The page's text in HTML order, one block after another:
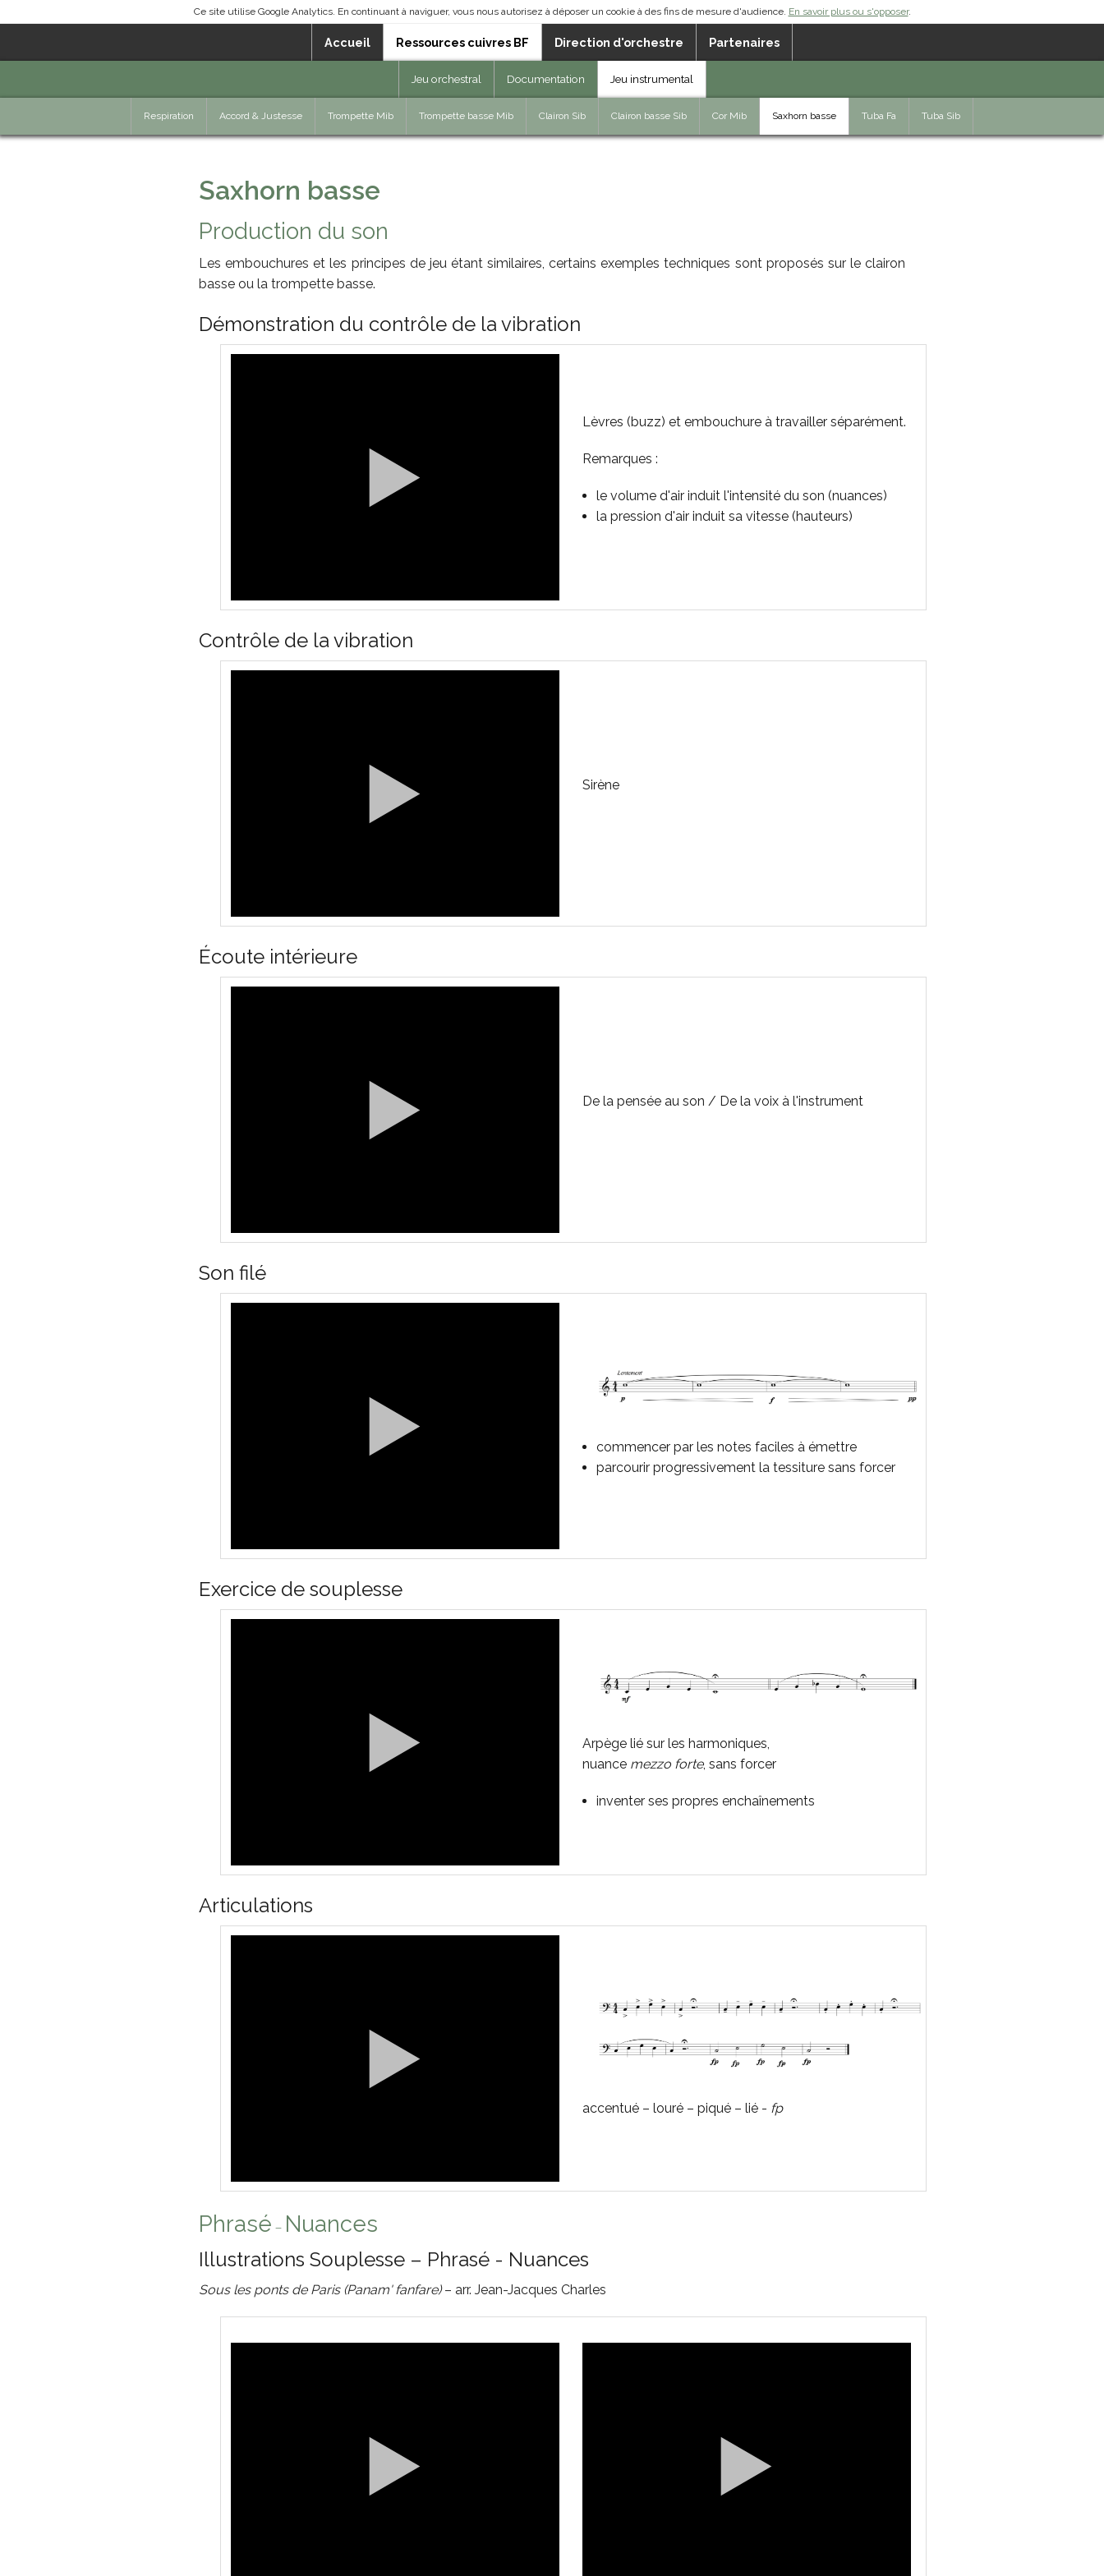
Ce site utilise Google Analytics. En continuant à naviguer, vous nous autorisez à déposer un cookie à des fins de mesure d'audience. En savoir plus ou s'opposer.
Accueil Ressources cuivres BF Direction d'orchestre Partenaires
Jeu orchestral Documentation Jeu instrumental
Respiration Accord & Justesse Trompette Mib Trompette basse Mib Clairon Sib Clairon basse Sib Cor Mib Saxhorn basse Tuba Fa Tuba Sib
Saxhorn basse
Production du son
Les embouchures et les principes de jeu étant similaires, certains exemples techniques sont proposés sur le clairon
basse ou la trompette basse.
Démonstration du contrôle de la vibration
Lèvres (buzz) et embouchure à travailler séparément.
Remarques :
le volume d'air induit l'intensité du son (nuances)
la pression d'air induit sa vitesse (hauteurs)
Contrôle de la vibration
Sirène
Écoute intérieure
De la pensée au son / De la voix à l'instrument
Son filé
commencer par les notes faciles à émettre
parcourir progressivement la tessiture sans forcer
Exercice de souplesse
Arpège lié sur les harmoniques,
nuance mezzo forte, sans forcer
inventer ses propres enchaînements
Articulations
accentué – louré – piqué – lié - fp
Phrasé – Nuances
Illustrations Souplesse – Phrasé - Nuances
Sous les ponts de Paris (Panam' fanfare)– arr. Jean-Jacques Charles